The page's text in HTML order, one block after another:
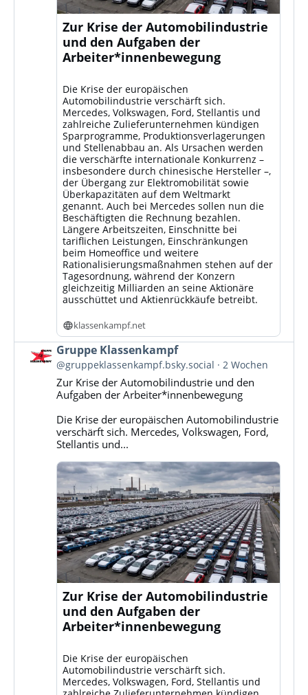
Zur Krise der Automobilindustrie
und den Aufgaben der
Arbeiter*innenbewegung
Die Krise der europäischen
Automobilindustrie verschärft sich.
Mercedes, Volkswagen, Ford, Stellantis und
zahlreiche Zulieferunternehmen kündigen
Sparprogramme, Produktionsverlagerungen
und Stellenabbau an. Als Ursachen werden
die verschärfte internationale Konkurrenz –
insbesondere durch chinesische Hersteller –,
der Übergang zur Elektromobilität sowie
Überkapazitäten auf dem Weltmarkt
genannt. Auch bei Mercedes sollen nun die
Beschäftigten die Rechnung bezahlen.
Längere Arbeitszeiten, Einschnitte bei
tariflichen Leistungen, Einschränkungen
beim Homeoffice und weitere
Rationalisierungsmaßnahmen stehen auf der
Tagesordnung, während der Konzern
gleichzeitig Milliarden an seine Aktionäre
ausschüttet und Aktienrückkäufe betreibt.
klassenkampf.net
Beitrag
von
Gruppe
Klassenkampf
Bluesky
ansehen
Gruppe Klassenkampf
@gruppeklassenkampf.bsky.social 2 Wochen
Zur Krise der Automobilindustrie und den
Aufgaben der Arbeiter*innenbewegung
Die Krise der europäischen Automobilindustrie
verschärft sich. Mercedes, Volkswagen, Ford,
Stellantis und...
Zur Krise der Automobilindustrie
und den Aufgaben der
Arbeiter*innenbewegung
Die Krise der europäischen
Automobilindustrie verschärft sich.
Mercedes, Volkswagen, Ford, Stellantis und